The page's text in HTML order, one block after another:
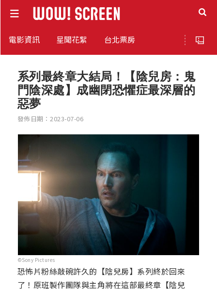
電影資訊 星聞花絮 台北票房
系列最終章大結局！【陰兒房：鬼
門陰深處】成幽閉恐懼症最深層的
惡夢
發佈日期：2023-07-06
©Sony Pictures
恐怖片粉絲敲碗許久的【陰兒房】系列終於回來
了！原班製作團隊與主角將在這部最終章【陰兒